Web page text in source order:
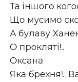
Та іншого
Що мусимо
А булаву
О прокляті!..
Оксана
Яка брехня!..